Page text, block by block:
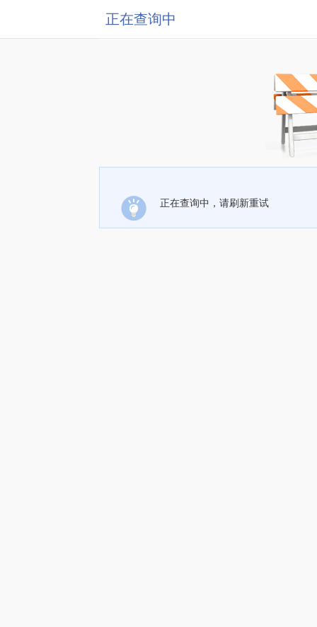
正在查询中
正在查询中，请刷新重试